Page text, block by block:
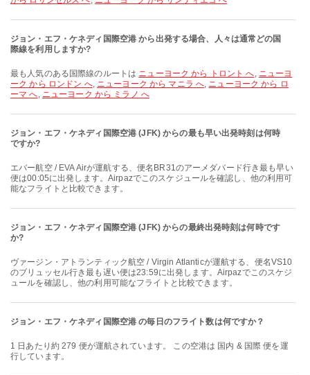
ジョン・エフ・ケネディ国際空港 から出発する場合、人々は通常どの国
際線を利用しますか?
最も人気のある国際線のルートは ニューヨーク から トロント へ, ニューヨ
ーク から ロンドン へ, ニューヨーク から マニラ へ, ニューヨーク から ロ
ーマ へ, ニューヨーク から ミラノ へ
ジョン・エフ・ケネディ国際空港 (JFK) からの最も早い出発時刻は何時
ですか?
エバー航空 / EVA Airが運航する、便名BR31のアーメダバード行き最も早い
便は00:05に出発します。Airpazでこのスケジュールを確認し、他の利用可
能なフライトと比較できます。
ジョン・エフ・ケネディ国際空港 (JFK) からの最終出発時刻は何時です
か?
ヴァージン・アトランティック航空 / Virgin Atlanticが運航する、便名VS10
のブリュッセル行き最も遅い便は23:59に出発します。Airpazでこのスケジ
ュールを確認し、他の利用可能なフライトと比較できます。
ジョン・エフ・ケネディ国際空港 の毎日のフライト数は何ですか？
1 日あたり約 279 便が運航されています。 この空港は 国内 & 国際 便を運
行しています。